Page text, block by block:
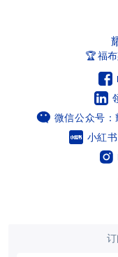
🏆 福
微信公众号
小紅